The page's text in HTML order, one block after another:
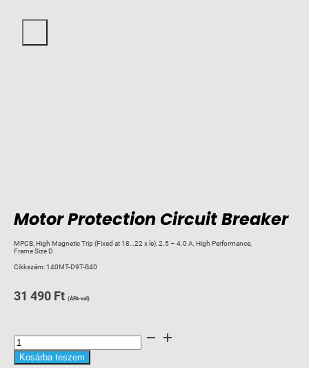
Motor Protection Circuit Breaker
MPCB, High Magnetic Trip (Fixed at 18…22 x le), 2.5 – 4.0 A, High Performance,
Frame Size D
Cikkszám:140MT-D9T-B40
31 490 Ft (ÁFA-val)
Protection
Circuit
Breaker
mennyiség
Kosárba teszem